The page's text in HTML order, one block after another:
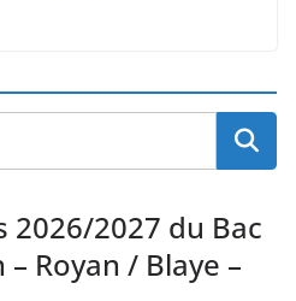
2027 du Bac
Royan / Blaye –